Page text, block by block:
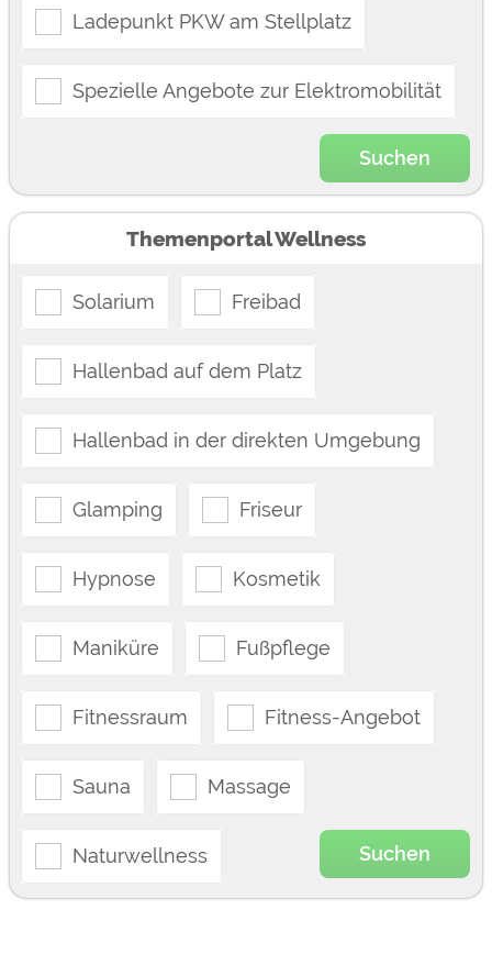
Ladepunkt PKW am Stellplatz
Spezielle Angebote zur Elektromobilität
Suchen
Themenportal Wellness
Solarium Freibad
Hallenbad auf dem Platz
Hallenbad in der direkten Umgebung
Glamping Friseur
Hypnose Kosmetik
Maniküre Fußpflege
Fitnessraum Fitness-Angebot
Sauna Massage
Naturwellness Suchen